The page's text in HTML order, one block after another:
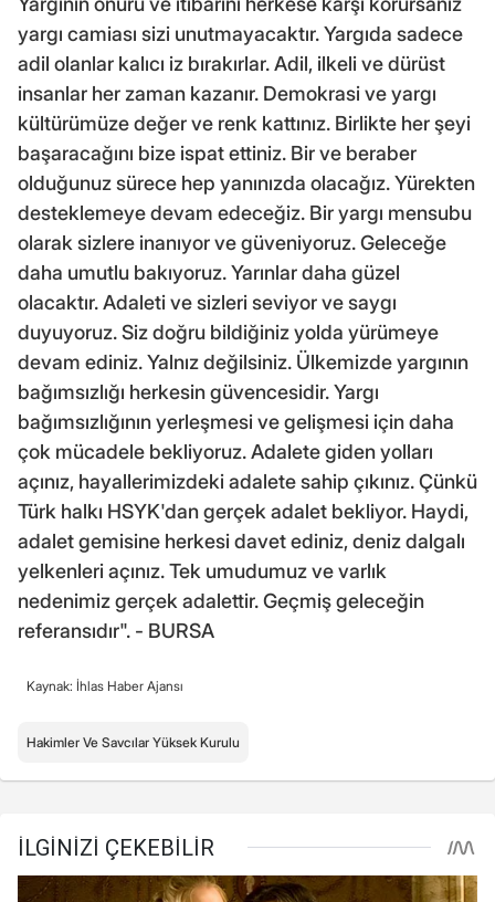
yargı camiası sizi unutmayacaktır. Yargıda sadece
adil olanlar kalıcı iz bırakırlar. Adil, ilkeli ve dürüst
insanlar her zaman kazanır. Demokrasi ve yargı
kültürümüze değer ve renk kattınız. Birlikte her şeyi
başaracağını bize ispat ettiniz. Bir ve beraber
olduğunuz sürece hep yanınızda olacağız. Yürekten
desteklemeye devam edeceğiz. Bir yargı mensubu
olarak sizlere inanıyor ve güveniyoruz. Geleceğe
daha umutlu bakıyoruz. Yarınlar daha güzel
olacaktır. Adaleti ve sizleri seviyor ve saygı
duyuyoruz. Siz doğru bildiğiniz yolda yürümeye
devam ediniz. Yalnız değilsiniz. Ülkemizde yargının
bağımsızlığı herkesin güvencesidir. Yargı
bağımsızlığının yerleşmesi ve gelişmesi için daha
çok mücadele bekliyoruz. Adalete giden yolları
açınız, hayallerimizdeki adalete sahip çıkınız. Çünkü
Türk halkı HSYK'dan gerçek adalet bekliyor. Haydi,
adalet gemisine herkesi davet ediniz, deniz dalgalı
yelkenleri açınız. Tek umudumuz ve varlık
nedenimiz gerçek adalettir. Geçmiş geleceğin
referansıdır". - BURSA
Kaynak: İhlas Haber Ajansı
Hakimler Ve Savcılar Yüksek Kurulu